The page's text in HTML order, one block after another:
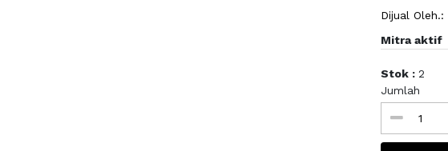
Dijual Oleh.:
Mitra aktif
Stok : 2
Jumlah